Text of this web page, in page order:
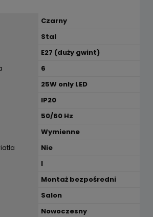
Czarny
Stal
E27 (duży gwint)
6
25W only LED
IP20
50/60 Hz
Wymienne
Nie
I
Montaż bezpośredni
Salon
Nowoczesny